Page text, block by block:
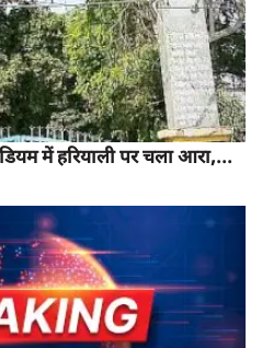
में हरियाली पर चला आरा,...